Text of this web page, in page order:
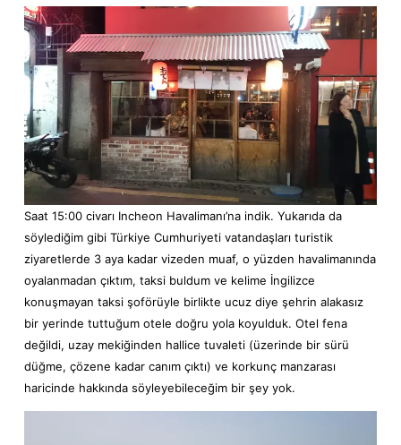
Saat 15:00 civarı Incheon Havalimanı’na indik. Yukarıda da
söylediğim gibi Türkiye Cumhuriyeti vatandaşları turistik
ziyaretlerde 3 aya kadar vizeden muaf, o yüzden havalimanında
oyalanmadan çıktım, taksi buldum ve kelime İngilizce
konuşmayan taksi şoförüyle birlikte ucuz diye şehrin alakasız
bir yerinde tuttuğum otele doğru yola koyulduk. Otel fena
değildi, uzay mekiğinden hallice tuvaleti (üzerinde bir sürü
düğme, çözene kadar canım çıktı) ve korkunç manzarası
haricinde hakkında söyleyebileceğim bir şey yok.